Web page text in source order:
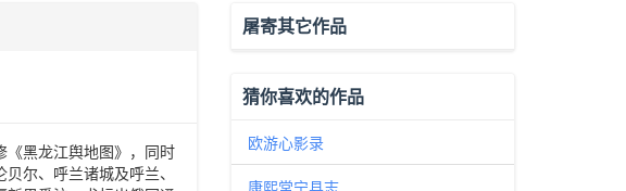
《黑龙江舆地图》，同时
尔、呼兰诸城及呼兰、
屠寄其它作品
猜你喜欢的作品
欧游心影录
康熙常宁县志